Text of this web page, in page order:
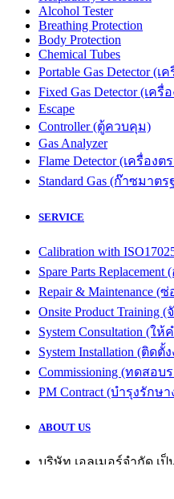
Alcohol Tester
Breathing Protection
Body Protection
Chemical Tubes
Portable Gas Detector
Fixed Gas Detector (เ
Escape
Controller (ตู้ควบคุม)
Gas Analyzer
Flame Detector (เครื่อง
Standard Gas (ก๊าซมาต
SERVICE
Calibration with
Spare Parts
Repair & Maintenance
Onsite Product
System Consultation (
System Installation (ติด
Commissioning (ทดสอบ
PM Contract (บำรุงรักษ
ABOUT US
บริษัท เอลเมอร์จำกัด เ